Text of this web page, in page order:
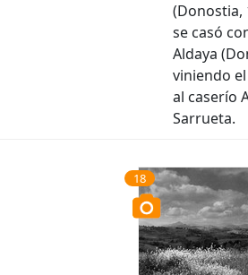
(Donostia,
se casó
Aldaya
viniendo
al caserío
Sarrueta.
18